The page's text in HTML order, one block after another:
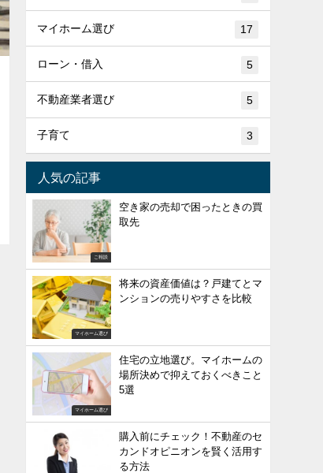
マイホーム選び 17
ローン・借入 5
不動産業者選び 5
子育て 3
人気の記事
ご相談
空き家の売却で困ったときの買
取先
マイホーム選び
将来の資産価値は？戸建てとマ
ンションの売りやすさを比較
マイホーム選び
住宅の立地選び。マイホームの
場所決めで抑えておくべきこと
5選
購入前にチェック！不動産のセ
カンドオピニオンを賢く活用す
る方法